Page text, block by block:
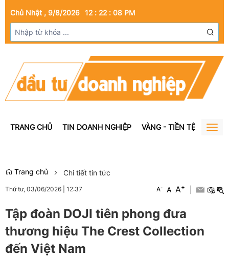
Chủ Nhật , 9/8/2026 12 : 22 : 09 PM
TRANG CHỦ TIN DOANH NGHIỆP VÀNG - TIỀN TỆ BẤT
Trang chủ Chi tiết tin tức
Thứ tư, 03/06/2026 12:37 A- A A+
Tập đoàn DOJI tiên phong đưa
thương hiệu The Crest Collection
đến Việt Nam